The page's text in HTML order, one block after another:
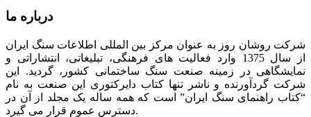
درباره ما
شرکت روشان روز به عنوان مرکز بین المللی اطلاعات سنگ ایران
از سال 1375 وارد فعالیت های فرهنگی، تبلیغاتی، انتشاراتی و
نمایشگاهی در زمینه صنعت سنگ ساختمانی کشور، گردید. این
شرکت گردآورنده و ناشر تنها کتاب دایرکتوری این صنعت به نام
“کتاب راهنمای سنگ ایران” است که همه ساله یک مجلد از آن در
دسترس عموم قرار می گیرد.